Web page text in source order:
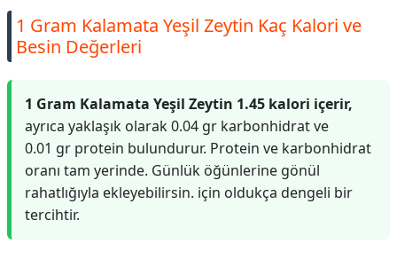
1 Gram Kalamata Yeşil Zeytin Kaç Kalori ve
Besin Değerleri
1 Gram Kalamata Yeşil Zeytin 1.45 kalori içerir,
ayrıca yaklaşık olarak 0.04 gr karbonhidrat ve
0.01 gr protein bulundurur. Protein ve karbonhidrat
oranı tam yerinde. Günlük öğünlerine gönül
rahatlığıyla ekleyebilirsin. için oldukça dengeli bir
tercihtir.